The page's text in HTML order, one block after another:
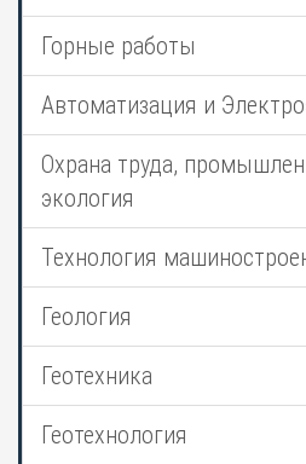
Горные работы
Автоматизация и
Охрана труда,
экология
Технология
Геология
Геотехника
Геотехнология